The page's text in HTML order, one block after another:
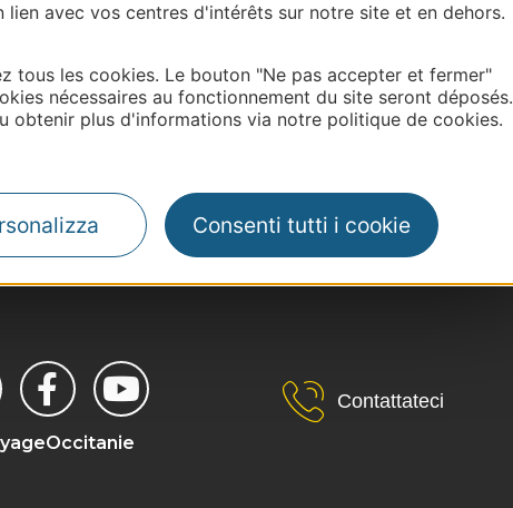
lien avec vos centres d'intérêts sur notre site et en dehors.
tous les cookies. Le bouton "Ne pas accepter et fermer"
nécessaires au fonctionnement du site seront déposés.
obtenir plus d'informations via notre politique de cookies.
Consenti tutti i cookie
Leaflet| Map data © OpenStreetMap contributors
Contattateci